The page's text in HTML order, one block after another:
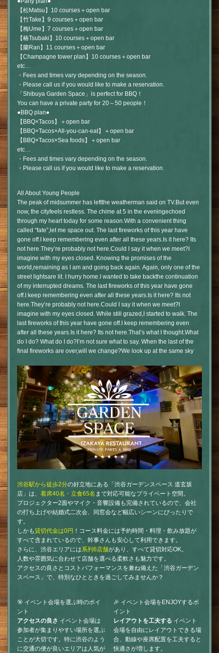
【松Matsu】10 courses＋open bar
【竹Take】9 courses＋open bar
【梅Ume】7 courses＋open bar
【椿Tsubaki】10 courses＋open bar
【蘭Ran】11 courses＋open bar
【Champagne tower plan】10 courses＋open bar
etc…
・Fees and times vary depending on the season.
・Please call us if you would like to make a reservation.
「Shibuya Garden Space」is perfect for BBQ！
You can have a private party for 20～50 people！
●BBQ plan●
【BBQ×Tacos】＋open bar
【BBQ×Tacos×All-you-can-eat】＋open bar
【BBQ×Tacos×Sea foods】＋open bar
etc…
・Fees and times vary depending on the season.
・Please call us if you would like to make a reservation.
All About Young People
The peak of midsummer has leftthe weatherman said on TV.But even
now, the cityfeels restless. The chime at 5 in the eveningechoed
through my heart today for some reason.With a convenient thing
called “fate”,let me space out. The last fireworks of this year have
gone off.I keep remembering even after all these years.Is it here? Its
not here.They’re probably not here.Could I say it when we meet?I
imagine with my eyes closed. Knowing the promises of the
world,remaining as I am and going back again. Again, only one of the
street lightsare lit. I hurry home.I wanted to take backthe continuation
of my interrupted dreams. The last fireworks of this year have gone
off.I keep remembering even after all these years.Is it here? Its not
here.They’re probably not here.Could I say it when we meet?I
imagine with my eyes closed. While still grazed,I started to walk. The
last fireworks of this year have gone off.I keep remembering even
after all these years.Is it here? Its not here.That’s what I thought.What
do I do? What do I do?I’m not sure what to say. When the last of the
final fireworks are over,will we change?We look up at the same sky
渋谷駅から徒歩2分の好立地にある「渋谷ガーデンスペース 道玄坂
店」は、 着席40名・立食65名 まで対応可能なプライベート空間。
プロジェクター2面やマイク・音響設備も完備されているので、会社
の打ち上げや結婚式二次会、同窓会など幅広いシーンにぴったりで
す。
しかも貸切代金は0円 ！コース料金には予約時間・料理・飲み放題が
すべて含まれているので、幹事さんも安心して利用できます。
さらに、渋谷エリアには系列6店舗があり、すべて貸切対応OK。
人数や雰囲気に合わせて店舗を選べる柔軟さも魅力です。
アクセスの良さとコストパフォーマンスを兼ね備えた「渋谷ガーデン
スペース」で、特別なひとときを過ごしてみませんか？
🎯 イベント会場を選ぶ時のポイ
ント
アクセスの良さ イベント会場は
参加者が集まりやすい場所を選ぶ
ことが大切です。特に渋谷のよう
に交通の便が良いエリアは人気が
🎉 イベント会場をENJOYするポ
イント
レイアウトを工夫する イベント
会場を自由にレイアウトできる場
合、動線や座席配置を工夫すると
快適さが増します。